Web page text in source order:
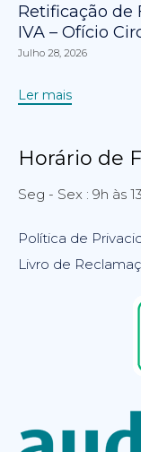
Retificação de
IVA – Ofício
Julho 28, 2026
Ler mais
Horário de
Seg - Sex : 9h às
Política de
Livro de